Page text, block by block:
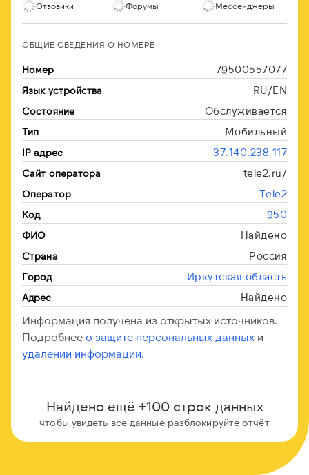
Отзовики Форумы Мессенджеры
ОБЩИЕ СВЕДЕНИЯ О НОМЕРЕ
Номер 79500557077
Язык устройства RU/EN
Состояние Обслуживается
Тип Мобильный
IP адрес 37.140.238.117
Сайт оператора tele2.ru/
Оператор Tele2
Код 950
ФИО Найдено
Страна Россия
Город Иркутская область
Адрес Найдено
Информация получена из открытых источников.
Подробнее о защите персональных данных и
удалении информации.
Найдено ещё +100 строк данных
чтобы увидеть все данные разблокируйте отчёт